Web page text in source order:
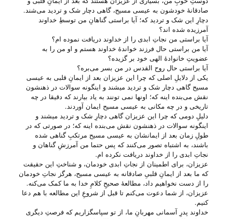
صادقانهٔ خودشون به عیسی مسیح، گاهی دچار شک و تردید می‌‌شند.
دچارِ این شک و تردید که؛ آیا براستی گناهانِ من توسطِ خداوند
آمرزیده شده ا‌ند؟
آیا براستی من نجاتِ ابدی را از خداوند دریافت نموده ام؟
آیا من براستی حال فرزند خواندهٔ خداوند هستم و او من را به
عضویتِ خانوادهٔ الهی خود بر گزیده؟
آیا براستی حال روح القدس در من بسر می‌‌بره؟
یکی از دلایلِ اصلی که چرا این عزیزان بعد از ایمانِ قلبی به عیسی
مسیح گاهی دچار شک و تردید میشند و اینگونه سوالات در ذهنشون
نقش می‌‌بنده اینه که؛ اونها نمی تونند به یاد بیارند که دقیقا در چه
تاریخی و در چه مکانی به عیسی مسیح ایمان آوردند.
دلیلِ دومی که چرا این عزیزان گاهی دچارِ شک و تردید میشند و
اینگونه سوالات در ذهنشون نقش می‌‌بنده اینه که؛ در صورتی که در
طولِ زمان بعد از ایمانشان به عیسی مسیح مرتکبِ گناهی شده
باشند، به اشتباه تصور می‌‌کنند که پس حتما من آمرزشِ گناهان و
نجاتِ ابدی را از خداوند دریافت نکرده ام.
عزیزان، برای اطمینان از نجاتِ ابدی خودمان، و شناختِ این حقیقت
که ما بعد از ایمانِ قلبیِ صادقانه به عیسی مسیح، هرگز نجاتِ خودمان
را از دست نخواهیم داد، مطالعهٔ صحیحِ کلامِ خدا به ما کمک می‌‌کنه.
عزیزان، از شما دعوت می‌‌کنم تا قبل از شروعِ این مطالعه با هم دعا
کنیم.
خداوند پدرِ آسمانی مهربانِ ما، از تو سپاسگزاریم که فرصتِ دیگری